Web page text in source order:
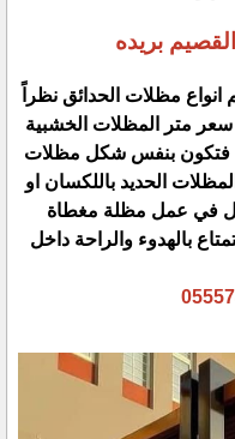
بريده
مظلات الحدائق نظراً
متر المظلات الخشبية
فتكون بنفس شكل مظلات
الحديد باللكسان او
في عمل مظلة مغطاة
بالهدوء والراحة داخل